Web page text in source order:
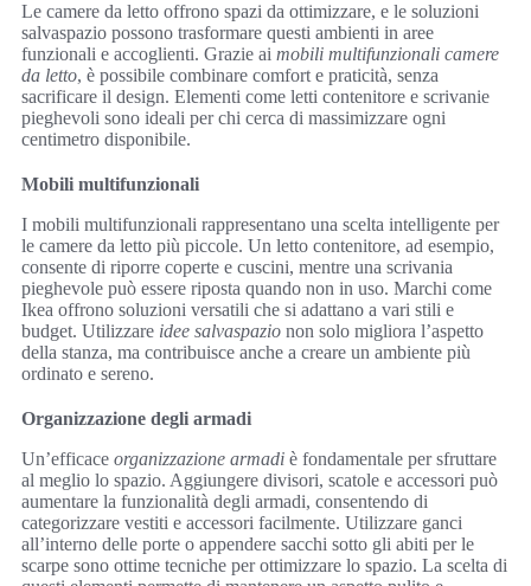
Le camere da letto offrono spazi da ottimizzare, e le soluzioni
salvaspazio possono trasformare questi ambienti in aree
funzionali e accoglienti. Grazie ai mobili multifunzionali camere
da letto, è possibile combinare comfort e praticità, senza
sacrificare il design. Elementi come letti contenitore e scrivanie
pieghevoli sono ideali per chi cerca di massimizzare ogni
centimetro disponibile.
Mobili multifunzionali
I mobili multifunzionali rappresentano una scelta intelligente per
le camere da letto più piccole. Un letto contenitore, ad esempio,
consente di riporre coperte e cuscini, mentre una scrivania
pieghevole può essere riposta quando non in uso. Marchi come
Ikea offrono soluzioni versatili che si adattano a vari stili e
budget. Utilizzare idee salvaspazio non solo migliora l’aspetto
della stanza, ma contribuisce anche a creare un ambiente più
ordinato e sereno.
Organizzazione degli armadi
Un’efficace organizzazione armadi è fondamentale per sfruttare
al meglio lo spazio. Aggiungere divisori, scatole e accessori può
aumentare la funzionalità degli armadi, consentendo di
categorizzare vestiti e accessori facilmente. Utilizzare ganci
all’interno delle porte o appendere sacchi sotto gli abiti per le
scarpe sono ottime tecniche per ottimizzare lo spazio. La scelta di